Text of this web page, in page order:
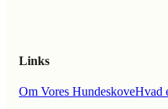
Links
Om Vores HundeskoveHvad